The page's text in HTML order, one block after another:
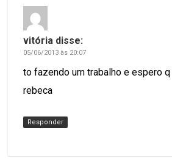
vitória disse:
05/06/2013 às 20:07
to fazendo um trabalho e espero
rebeca
Responder